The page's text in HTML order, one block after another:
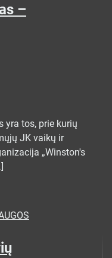
–
yra tos, prie kurių
JK vaikų ir
„Winston's